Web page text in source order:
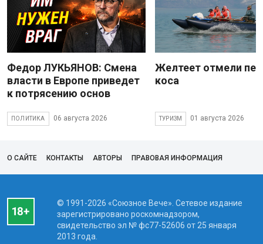
Федор ЛУКЬЯНОВ: Смена
власти в Европе приведет
к потрясению основ
ПОЛИТИКА 06 августа 2026
Желтеет отмели
коса
ТУРИЗМ 01 августа 2026
О САЙТЕ КОНТАКТЫ АВТОРЫ ПРАВОВАЯ ИНФОРМАЦИЯ
© 1991-2026 «Союзное Вече». Сетевое издание
зарегистрировано роскомнадзором,
свидетельство эл № фc77-52606 от 25 января
2013 года.